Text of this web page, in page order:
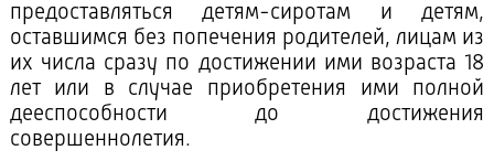
предоставляться детям-сиротам и детям,
оставшимся без попечения родителей, лицам из
их числа сразу по достижении ими возраста 18
лет или в случае приобретения ими полной
дееспособности до достижения
совершеннолетия.